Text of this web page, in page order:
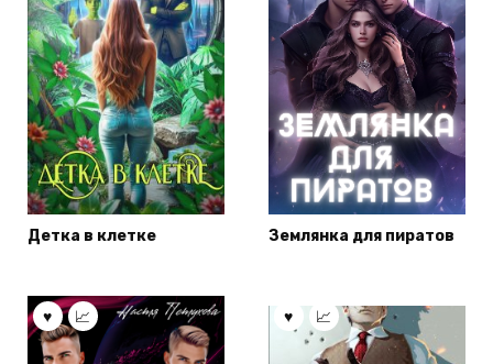
Детка в клетке Землянка для пиратов